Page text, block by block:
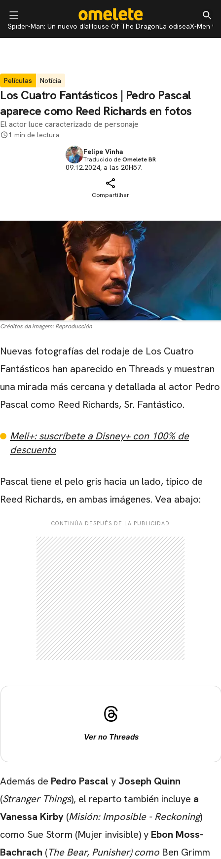
Spider-Man: Un nuevo díaHouse Of The DragonLa odiseaX-Men 97
Películas Notícia
Los Cuatro Fantásticos | Pedro Pascal
aparece como Reed Richards en fotos
El actor luce caracterizado de personaje
1 min de lectura
Felipe Vinha
Traducido deOmelete BR
09.12.2024, a las 20H57.
Compartilhar
Créditos da imagem: Reproducción
Nuevas fotografías del rodaje de Los Cuatro
Fantásticos han aparecido en Threads y muestran
una mirada más cercana y detallada al actor Pedro
Pascal como Reed Richards, Sr. Fantástico.
Meli+: suscríbete a Disney+ con 100% de
descuento
Pascal tiene el pelo gris hacia un lado, típico de
Reed Richards, en ambas imágenes. Vea abajo:
CONTINÚA DESPUÉS DE LA PUBLICIDAD
Ver no Threads
Además de Pedro Pascal y Joseph Quinn
(Stranger Things), el reparto también incluye a
Vanessa Kirby (Misión: Imposible - Reckoning)
como Sue Storm (Mujer invisible) y Ebon Moss-
Bachrach (The Bear, Punisher) como Ben Grimm